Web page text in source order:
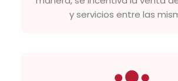
y servicios entre las